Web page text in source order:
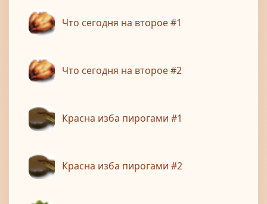
Что сегодня на второе #1
Что сегодня на второе #2
Красна изба пирогами #1
Красна изба пирогами #2